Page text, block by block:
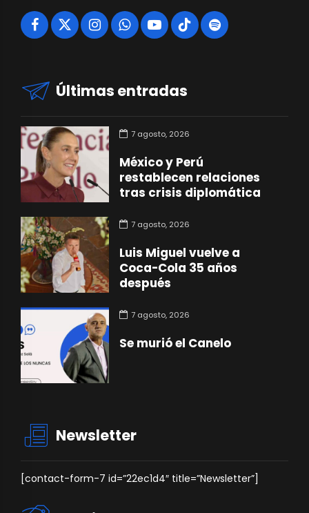
Últimas entradas
7 agosto, 2026
México y Perú
restablecen relaciones
tras crisis diplomática
7 agosto, 2026
Luis Miguel vuelve a
Coca-Cola 35 años
después
7 agosto, 2026
Se murió el Canelo
Newsletter
[contact-form-7 id=”22ec1d4″ title=”Newsletter”]